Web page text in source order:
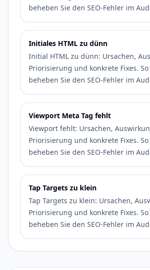
beheben Sie den SEO-Fehler im
Initiales HTML zu dünn
Initial HTML zu dünn: Ursachen,
Priorisierung und konkrete Fixes.
beheben Sie den SEO-Fehler im
Viewport Meta Tag fehlt
Viewport fehlt: Ursachen,
Priorisierung und konkrete Fixes.
beheben Sie den SEO-Fehler im
Tap Targets zu klein
Tap Targets zu klein: Ursachen,
Priorisierung und konkrete Fixes.
beheben Sie den SEO-Fehler im